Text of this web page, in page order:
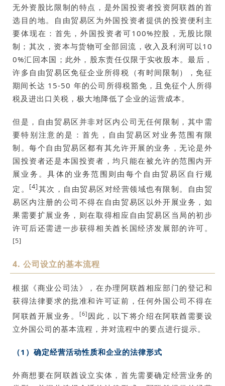
无外资股比限制的特点，是外国投资者投资阿联酋的首
选目的地。自由贸易区为外国投资者提供的投资便利主
要体现在：首先，外国投资者可100%控股，无股比限
制；其次，资本与货物可全部回流，收入及利润可以10
0%汇回本国；此外，股东责任仅限于实收股本。最后，
许多自由贸易区免征企业所得税（有时间限制），免征
期间长达 15-50 年的公司所得税豁免，且免征个人所得
税及进出口关税，极大地降低了企业的运营成本。
但是，自由贸易区并非对区内公司无任何限制，其中需
要特别注意的是：首先，自由贸易区对业务范围有限
制。每个自由贸易区都有其允许开展的业务，无论是外
国投资者还是本国投资者，均只能在被允许的范围内开
展业务。具体的业务范围则由每个自由贸易区自行规
定。
[4]其次，自由贸易区对经营领域也有限制。自由贸
易区内注册的公司不得在自由贸易区以外开展业务，如
果需要扩展业务，则在取得相应自由贸易区当局的初步
许可后还需进一步获得相关酋长国经济发展部的许可。
[5]
4. 公司设立的基本流程
根据《商业公司法》，在办理阿联酋相应部门的登记和
获得法律要求的批准和许可证前，任何外国公司不得在
阿联酋开展业务。
[6] 因此，以下将介绍在阿联酋需要设
立外国公司的基本流程，并对流程中的要点进行提示。
（1）确定经营活动性质和企业的法律形式
外商想要在阿联酋设立实体，首先需要确定经营业务的